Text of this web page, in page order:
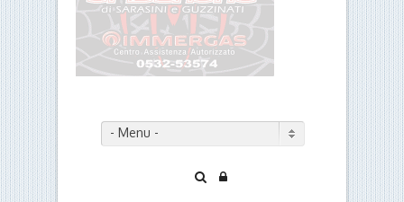
- Menu -